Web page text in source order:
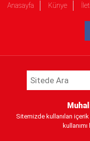
Anasayfa Künye
Sitemizde kullanılan içerik